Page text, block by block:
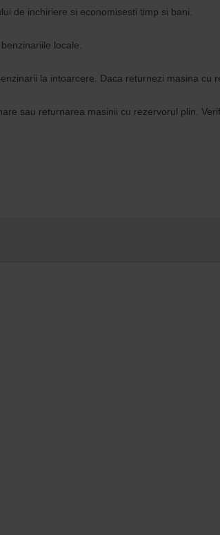
de inchiriere si economisesti timp si bani.
locale.
la intoarcere. Daca returnezi masina cu
sau returnarea masinii cu rezervorul plin.